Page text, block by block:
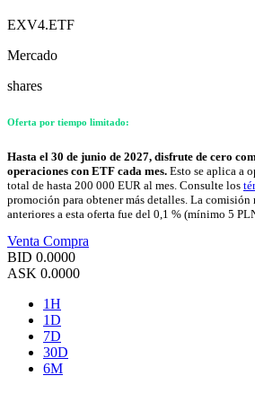
EXV4.ETF
Mercado
shares
Oferta por tiempo limitado:
Hasta el 30 de junio de 2027, disfrute de cero
operaciones con ETF cada mes. Esto se aplica a
total de hasta 200 000 EUR al mes. Consulte los
promoción para obtener más detalles. La comisión
anteriores a esta oferta fue del 0,1 % (mínimo 5
Venta Compra
BID 0.0000
ASK 0.0000
1H
1D
7D
30D
6M